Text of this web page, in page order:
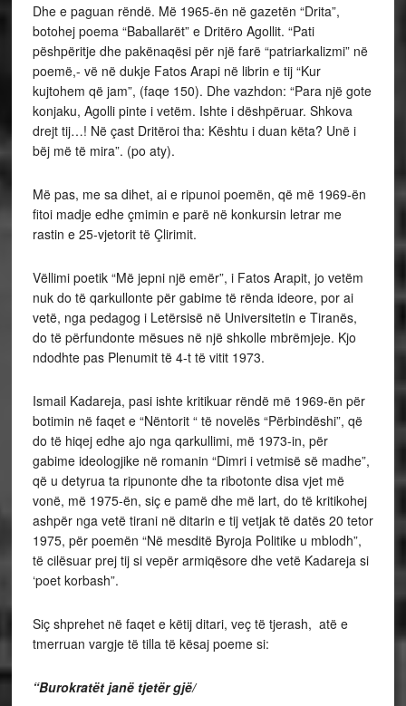
Dhe e paguan rëndë. Më 1965-ën në gazetën “Drita”,
botohej poema “Baballarët” e Dritëro Agollit. “Pati
pëshpëritje dhe pakënaqësi për një farë “patriarkalizmi” në
poemë,- vë në dukje Fatos Arapi në librin e tij “Kur
kujtohem që jam”, (faqe 150). Dhe vazhdon: “Para një gote
konjaku, Agolli pinte i vetëm. Ishte i dëshpëruar. Shkova
drejt tij…! Në çast Dritëroi tha: Kështu i duan këta? Unë i
bëj më të mira”. (po aty).
Më pas, me sa dihet, ai e ripunoi poemën, që më 1969-ën
fitoi madje edhe çmimin e parë në konkursin letrar me
rastin e 25-vjetorit të Çlirimit.
Vëllimi poetik “Më jepni një emër”, i Fatos Arapit, jo vetëm
nuk do të qarkullonte për gabime të rënda ideore, por ai
vetë, nga pedagog i Letërsisë në Universitetin e Tiranës,
do të përfundonte mësues në një shkolle mbrëmjeje. Kjo
ndodhte pas Plenumit të 4-t të vitit 1973.
Ismail Kadareja, pasi ishte kritikuar rëndë më 1969-ën për
botimin në faqet e “Nëntorit “ të novelës “Përbindëshi”, që
do të hiqej edhe ajo nga qarkullimi, më 1973-in, për
gabime ideologjike në romanin “Dimri i vetmisë së madhe”,
që u detyrua ta ripunonte dhe ta ribotonte disa vjet më
vonë, më 1975-ën, siç e pamë dhe më lart, do të kritikohej
ashpër nga vetë tirani në ditarin e tij vetjak të datës 20 tetor
1975, për poemën “Në mesditë Byroja Politike u mblodh”,
të cilësuar prej tij si vepër armiqësore dhe vetë Kadareja si
‘poet korbash”.
Siç shprehet në faqet e këtij ditari, veç të tjerash, atë e
tmerruan vargje të tilla të kësaj poeme si:
“Burokratët janë tjetër gjë/